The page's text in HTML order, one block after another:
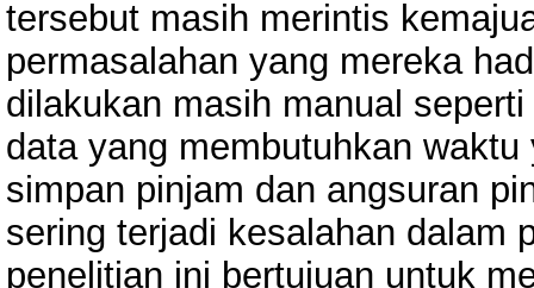
tersebut masih merintis
permasalahan yang mereka
dilakukan masih manual
data yang membutuhkan
simpan pinjam dan angsuran
sering terjadi kesalahan dalam
penelitian ini bertujuan untuk